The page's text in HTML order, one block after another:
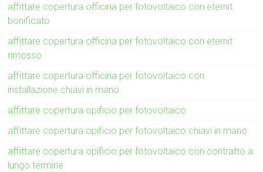
affittare copertura officina per fotovoltaico con eternit
bonificato
affittare copertura officina per fotovoltaico con eternit
rimosso
affittare copertura officina per fotovoltaico con
installazione chiavi in mano
affittare copertura opificio per fotovoltaico
affittare copertura opificio per fotovoltaico chiavi in mano
affittare copertura opificio per fotovoltaico con contratto a
lungo termine